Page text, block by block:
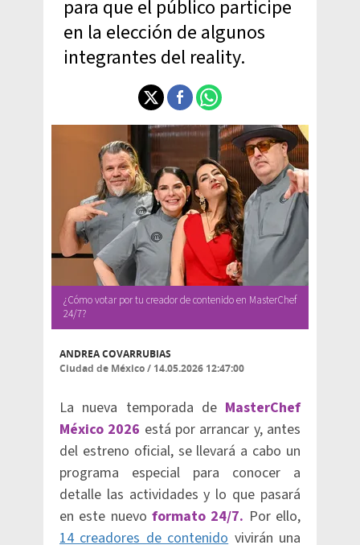
para que el público participe
en la elección de algunos
integrantes del reality.
¿Cómo votar por tu creador de contenido en MasterChef
24/7?
ANDREA COVARRUBIAS
Ciudad de México/ 14.05.2026 12:47:00
La nueva temporada de MasterChef
México 2026 está por arrancar y, antes
del estreno oficial, se llevará a cabo un
programa especial para conocer a
detalle las actividades y lo que pasará
en este nuevo formato 24/7. Por ello,
14 creadores de contenidovivirán una